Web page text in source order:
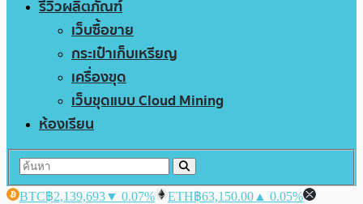
รีวิวผลิตภัณฑ์
เว็บซื้อขาย
กระเป๋าเก็บเหรียญ
เครื่องขุด
เว็บขุดแบบ Cloud Mining
ห้องเรียน
BTC฿2,139,693▼ 0.07% ETH฿63,150.00 ▲ 0.05%